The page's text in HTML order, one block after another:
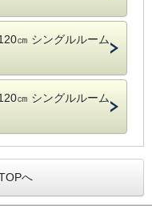
㎝ シングルルーム
㎝ シングルルーム
へ